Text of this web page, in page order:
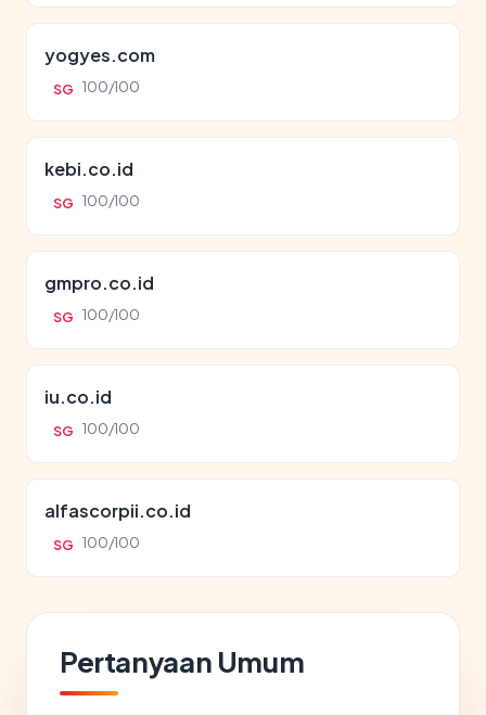
yogyes.com
SG 100/100
kebi.co.id
SG 100/100
gmpro.co.id
SG 100/100
iu.co.id
SG 100/100
alfascorpii.co.id
SG 100/100
Pertanyaan Umum